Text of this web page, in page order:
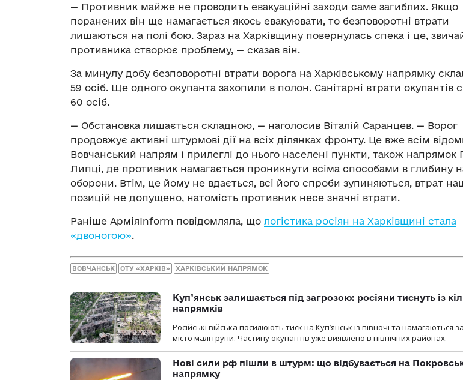
— Противник майже не проводить евакуаційні заходи саме загиблих. Якщо
поранених він ще намагається якось евакуювати, то безповоротні втрати
лишаються на полі бою. Зараз на Харківщину повернулась спека і це,
противника створює проблему, — сказав він.
За минулу добу безповоротні втрати ворога на Харківському напрямку
59 осіб. Ще одного окупанта захопили в полон. Санітарні втрати окупантів
60 осіб.
— Обстановка лишається складною, — наголосив Віталій Саранцев. — Ворог
продовжує активні штурмові дії на всіх ділянках фронту. Це вже всім
Вовчанський напрям і прилеглі до нього населені пункти, також напрямок
Липці, де противник намагається проникнути всіма способами в глибину
оборони. Втім, це йому не вдається, всі його спроби зупиняються, втрат
позицій не допущено, натомість противник несе значні втрати.
Раніше АрміяInform повідомляла, що логістика росіян на Харківщині стала
«двоногою».
ВОВЧАНСЬК ОТУ «ХАРКІВ» ХАРКІВСЬКИЙ НАПРЯМОК
Куп’янськ залишається під загрозою: росіяни тиснуть із
напрямків
Російські війська посилюють тиск на Куп’янськ із півночі та намагаються
місто малі групи. Частину окупантів уже виявлено в північних районах.
Нові сили рф пішли в штурм: що відбувається на
напрямку